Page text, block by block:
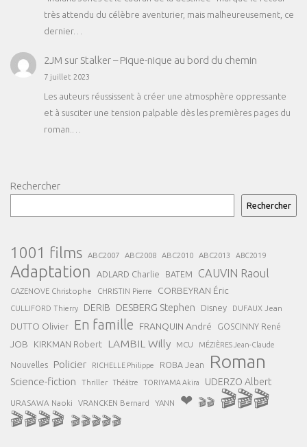
très attendu du célèbre aventurier, mais malheureusement, ce
dernier…
2JM sur Stalker – Pique-nique au bord du chemin
7 juillet 2023
Les auteurs réussissent à créer une atmosphère oppressante
et à susciter une tension palpable dès les premières pages du
roman.…
Rechercher
Rechercher
1001 films ABC2007 ABC2008 ABC2010 ABC2013 ABC2019
Adaptation ADLARD Charlie BATEM CAUVIN Raoul
CAZENOVE Christophe CHRISTIN Pierre CORBEYRAN Éric
CULLIFORD Thierry DERIB DESBERG Stephen Disney DUFAUX Jean
DUTTO Olivier En famille FRANQUIN André GOSCINNY René
JOB KIRKMAN Robert LAMBIL Willy MCU MÉZIÈRES Jean-Claude
Nouvelles Policier RICHELLE Philippe ROBA Jean Roman
Science-fiction Thriller Théâtre TORIYAMA Akira UDERZO Albert
URASAWA Naoki VRANCKEN Bernard YANN ❤ 🎬🎬 🎬🎬🎬
🎬🎬🎬🎬 🎬🎬🎬🎬🎬